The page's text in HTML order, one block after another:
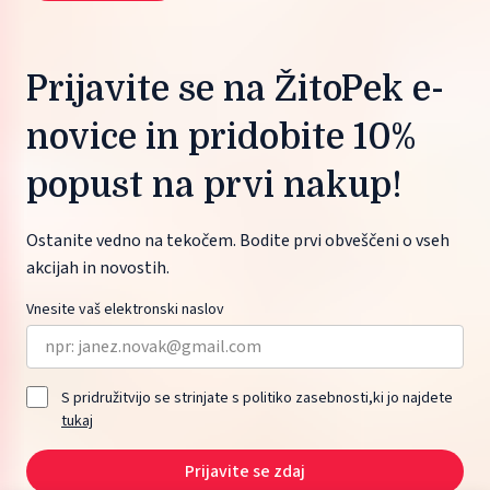
Prijavite se na ŽitoPek e-
novice in pridobite 10%
popust na prvi nakup!
Ostanite vedno na tekočem. Bodite prvi obveščeni o vseh
akcijah in novostih.
Vnesite vaš elektronski naslov
S pridružitvijo se strinjate s politiko zasebnosti,ki jo najdete
tukaj
Prijavite se zdaj